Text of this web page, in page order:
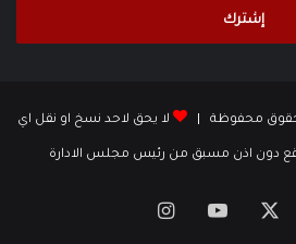
لا يحق لاحد نسخ او نقل اي
دون اذن مسبق من رئيس مجلس الادارة
‫YouTubeانستقرام